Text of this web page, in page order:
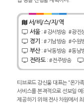
서/비/스/지/역
서울:#강서방송 #광진
경기 :#기남방송 #수원
부산:#낙동방송 #동남
전라도:#전주방송
티브로드 강신웅 대표는 “온가
서비스를 본격적으로 선보일
제공하기 위해 전사 차원에서